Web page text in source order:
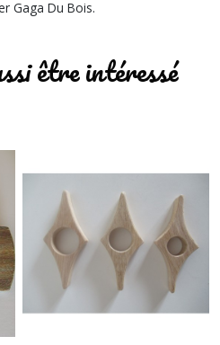
Gaga Du Bois.
être intéressé